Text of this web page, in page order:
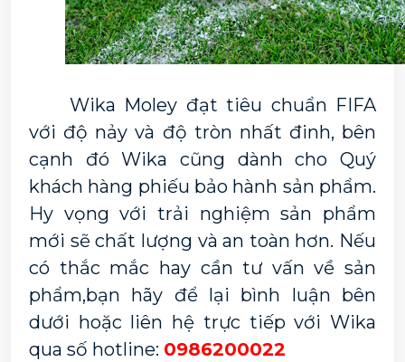
với độ nảy và độ tròn nhất đinh, bên
cạnh đó Wika cũng dành cho Quý
khách hàng phiếu bảo hành sản phẩm.
Hy vọng với trải nghiệm sản phẩm
mới sẽ chất lượng và an toàn hơn. Nếu
có thắc mắc hay cần tư vấn về sản
phẩm,bạn hãy để lại bình luận bên
dưới hoặc liên hệ trực tiếp với Wika
qua số hotline: 0986200022